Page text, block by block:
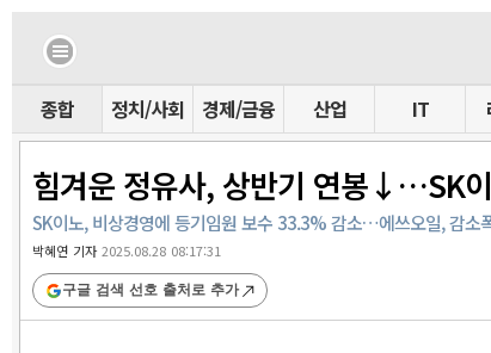
종합 정치/사회 경제/금융 산업 IT
힘겨운 정유사, 상반기 연봉↓…SK
SK이노, 비상경영에 등기임원 보수 33.3% 감소…에쓰오일, 감소
박혜연 기자2025.08.28 08:17:31
구글 검색 선호 출처로 추가